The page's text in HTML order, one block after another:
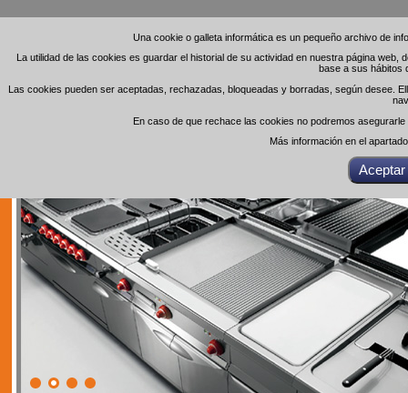
Una cookie o galleta informática es un pequeño archivo de
La utilidad de las cookies es guardar el historial de su actividad en nuestra página
base a sus hábitos
Las cookies pueden ser aceptadas, rechazadas, bloqueadas y borradas, según desee.
En caso de que rechace las cookies no podremos
Más información en el
Una cookie o galleta informática es un pequeño archivo de
La utilidad de las cookies es guardar el historial de su actividad en nuestra página
base a sus hábitos
Las cookies pueden ser aceptadas, rechazadas, bloqueadas y borradas, según desee.
En caso de que rechace las cookies no podremos
Más información en el